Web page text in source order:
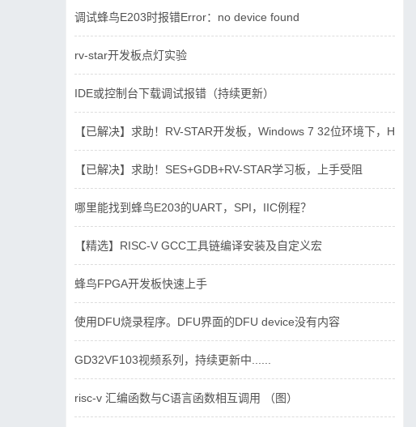
调试蜂鸟E203时报错Error：no device found
rv-star开发板点灯实验
IDE或控制台下载调试报错（持续更新）
【已解决】求助！RV-STAR开发板，Windows 7 32位环境下，
【已解决】求助！SES+GDB+RV-STAR学习板，上手受阻
哪里能找到蜂鸟E203的UART，SPI，IIC例程？
【精选】RISC-V GCC工具链编译安装及自定义宏
蜂鸟FPGA开发板快速上手
使用DFU烧录程序。DFU界面的DFU device没有内容
GD32VF103视频系列，持续更新中......
risc-v 汇编函数与C语言函数相互调用 （图）